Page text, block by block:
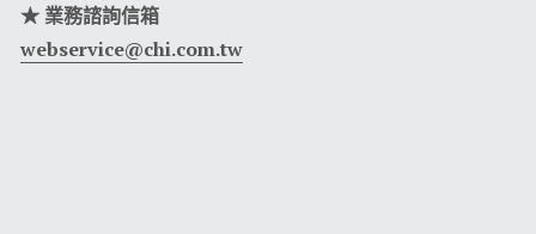
★ 業務諮詢信箱
webservice@chi.com.tw